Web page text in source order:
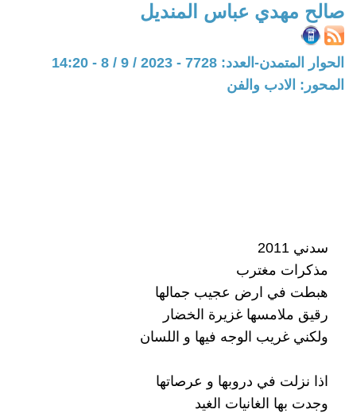
صالح مهدي عباس المنديل
الحوار المتمدن-العدد: 7728 - 2023 / 9 / 8 - 14:20
المحور: الادب والفن
سدني 2011
مذكرات مغترب
هبطت في ارض عجيب جمالها
رقيق ملامسها غزيرة الخضار
ولكني غريب الوجه فيها و اللسان
اذا نزلت في دروبها و عرصاتها
وجدت بها الغانيات الغيد